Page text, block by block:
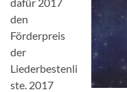
den
Förderpreis
der
Liederbestenli
ste. 2017